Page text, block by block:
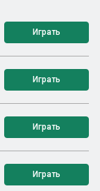
Играть
Играть
Играть
Играть